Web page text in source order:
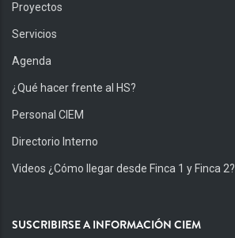
Proyectos
Servicios
Agenda
¿Qué hacer frente al HS?
Personal CIEM
Directorio Interno
Videos ¿Cómo llegar desde Finca 1 y Finca 2?
SUSCRIBIRSE A INFORMACIÓN CIEM